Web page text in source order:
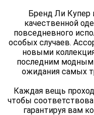
Бренд Ли Купер
качественной
повседневного
особых случаев.
новыми
последним модным
ожидания самых
Каждая вещь
чтобы
гарантируя вам